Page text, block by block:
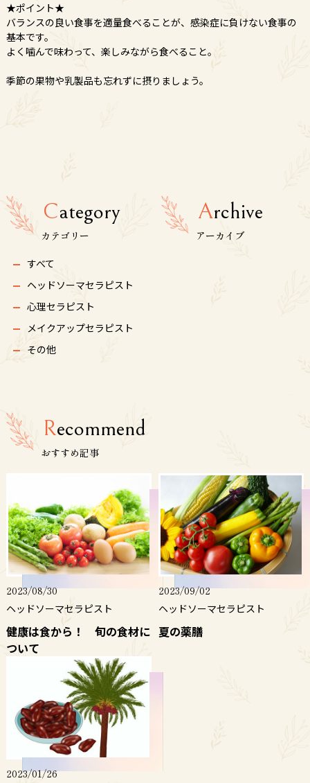
★ポイント★
バランスの良い食事を適量食べることが、感染症に負けない食事の
基本です。
よく噛んで味わって、楽しみながら食べること。
季節の果物や乳製品も忘れずに摂りましょう。
Category
カテゴリー
すべて
ヘッドソーマセラピスト
心理セラピスト
メイクアップセラピスト
その他
Archive
アーカイブ
Recommend
おすすめ記事
2023/08/30
ヘッドソーマセラピスト
健康は食から！ 旬の食材に
ついて
2023/09/02
ヘッドソーマセラピスト
夏の薬膳
2023/01/26